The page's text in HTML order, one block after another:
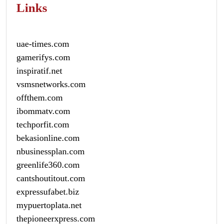
Links
uae-times.com
gamerifys.com
inspiratif.net
vsmsnetworks.com
offthem.com
ibommatv.com
techporfit.com
bekasionline.com
nbusinessplan.com
greenlife360.com
cantshoutitout.com
expressufabet.biz
mypuertoplata.net
thepioneerxpress.com